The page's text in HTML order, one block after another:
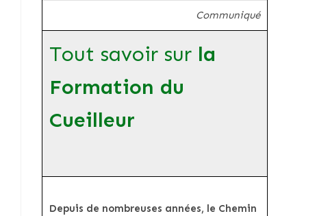
Communiqué
Tout savoir sur la
Formation du
Cueilleur
Depuis de nombreuses années, le Chemin